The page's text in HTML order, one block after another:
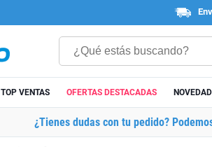
TOP VENTAS OFERTAS DESTACADAS
¿Tienes dudas con tu pedido?